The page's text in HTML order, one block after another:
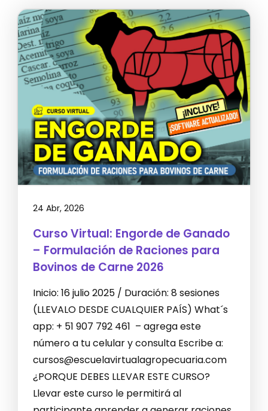
24 Abr, 2026
Curso Virtual: Engorde de Ganado
– Formulación de Raciones para
Bovinos de Carne 2026
Inicio: 16 julio 2025 / Duración: 8 sesiones
(LLEVALO DESDE CUALQUIER PAÍS) What´s
app: + 51 907 792 461 – agrega este
número a tu celular y consulta Escribe a:
cursos@escuelavirtualagropecuaria.com
¿PORQUE DEBES LLEVAR ESTE CURSO?
Llevar este curso le permitirá al